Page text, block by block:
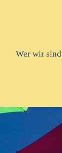
Wer wir sind